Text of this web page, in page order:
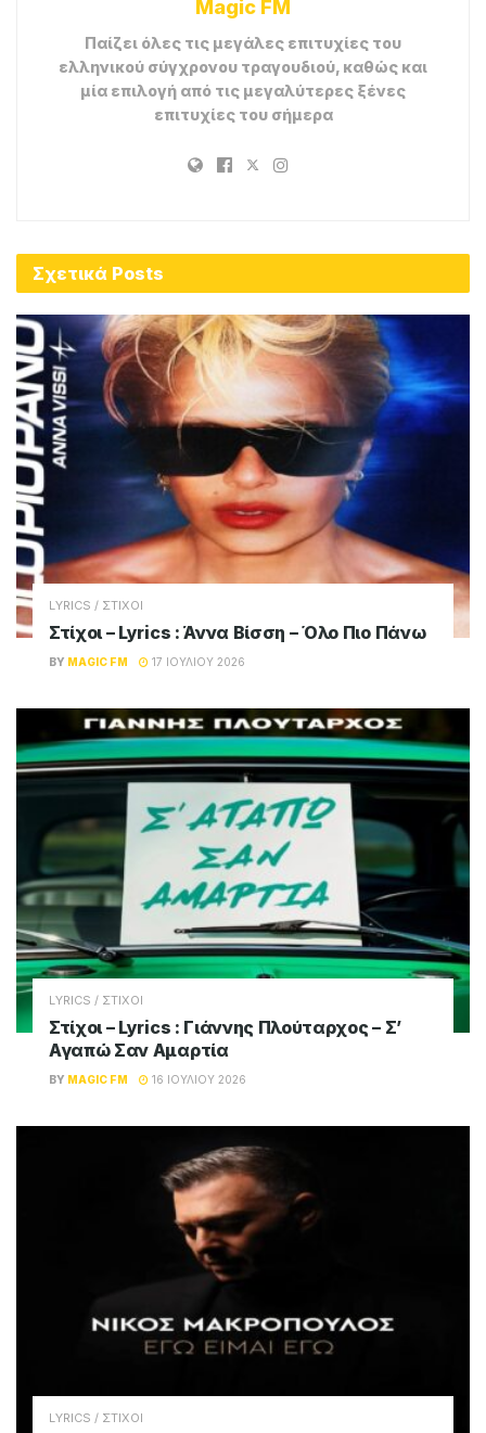
Magic FM
Παίζει όλες τις μεγάλες επιτυχίες του
ελληνικού σύγχρονου τραγουδιού, καθώς και
μία επιλογή από τις μεγαλύτερες ξένες
επιτυχίες του σήμερα
Σχετικά Posts
LYRICS / ΣΤΙΧΟΙ
Στίχοι – Lyrics : Άννα Βίσση – Όλο Πιο Πάνω
BY MAGIC FM 17 ΙΟΥΛΊΟΥ 2026
LYRICS / ΣΤΙΧΟΙ
Στίχοι – Lyrics : Γιάννης Πλούταρχος – Σ’
Αγαπώ Σαν Αμαρτία
BY MAGIC FM 16 ΙΟΥΛΊΟΥ 2026
LYRICS / ΣΤΙΧΟΙ